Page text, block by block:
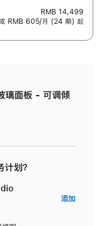
RMB 14,499
RMB 605/月 (24 期) 起
面板 - 可调倾
划？
添加